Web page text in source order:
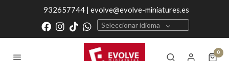
932657744 | evolve@evolve-miniatures.es
Seleccionar idioma
0